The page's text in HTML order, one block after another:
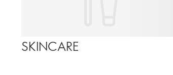
SKINCARE